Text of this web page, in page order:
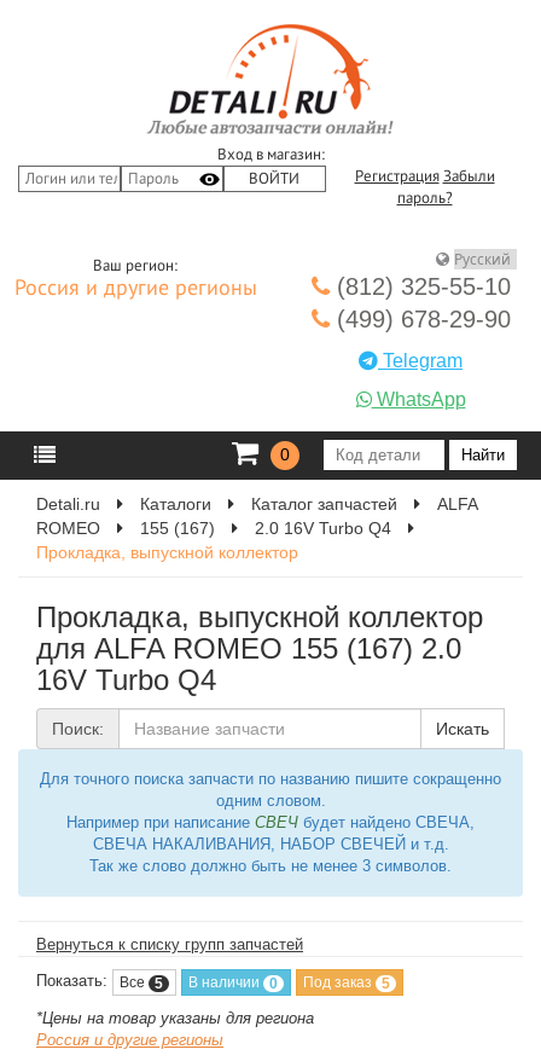
Вход в магазин:
Регистрация Забыли
пароль?
Ваш регион:
Россия и другие регионы
(812) 325-55-10
(499) 678-29-90
Telegram
WhatsApp
0
Detali.ru Каталоги Каталог запчастей
ALFA
ROMEO
155 (167)
2.0 16V Turbo Q4
Прокладка, выпускной коллектор
Прокладка, выпускной коллектор
для ALFA ROMEO 155 (167) 2.0
16V Turbo Q4
Поиск: Искать
Для точного поиска запчасти по названию пишите сокращенно
одним словом.
Например при написание СВЕЧ будет найдено СВЕЧА,
СВЕЧА НАКАЛИВАНИЯ, НАБОР СВЕЧЕЙ и т.д.
Так же слово должно быть не менее 3 символов.
Вернуться к списку групп запчастей
Показать: Все 5 В наличии 0 Под заказ 5
*Цены на товар указаны для региона
Россия и другие регионы